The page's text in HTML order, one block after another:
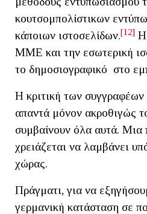
κουτσομπολίστικων
κάποιων ιστοσελίδων.[12] Η
ΜΜΕ και την εσωτερική
το δημοσιογραφικό στο
Η κριτική των συγγραφέων
απαντά μόνον ακροθιγώς
συμβαίνουν όλα αυτά. Μια
χρειάζεται να λαμβάνει
χώρας.
Πράγματι, για να
γερμανική κατάσταση σε